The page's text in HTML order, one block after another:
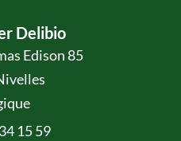
Delibio
Edison 85
15 59